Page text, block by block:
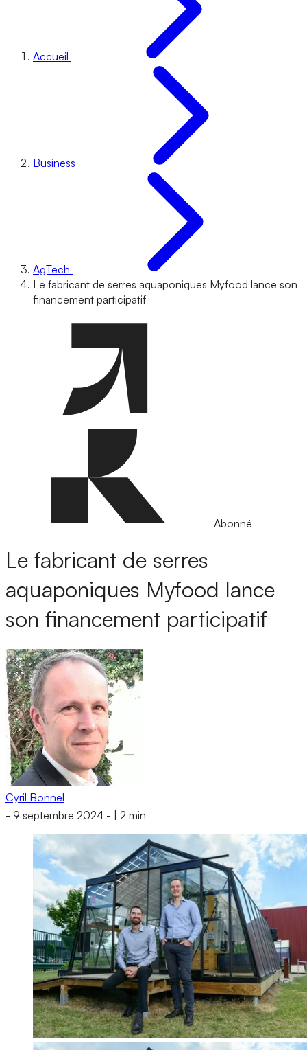
Accueil
Business
AgTech
Le fabricant de serres aquaponiques Myfood lance son
financement participatif
Abonné
Le fabricant de serres
aquaponiques Myfood lance
son financement participatif
Cyril Bonnel
- 9 septembre 2024 - 2 min